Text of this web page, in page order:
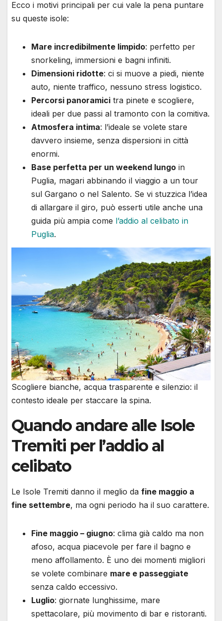
Ecco i motivi principali per cui vale la pena puntare
su queste isole:
Mare incredibilmente limpido: perfetto per
snorkeling, immersioni e bagni infiniti.
Dimensioni ridotte: ci si muove a piedi, niente
auto, niente traffico, nessuno stress logistico.
Percorsi panoramici tra pinete e scogliere,
ideali per due passi al tramonto con la comitiva.
Atmosfera intima: l’ideale se volete stare
davvero insieme, senza dispersioni in città
enormi.
Base perfetta per un weekend lungo in
Puglia, magari abbinando il viaggio a un tour
sul Gargano o nel Salento. Se vi stuzzica l’idea
di allargare il giro, può esserti utile anche una
guida più ampia come l’addio al celibato in
Puglia.
Scogliere bianche, acqua trasparente e silenzio: il
contesto ideale per staccare la spina.
Quando andare alle Isole
Tremiti per l’addio al
celibato
Le Isole Tremiti danno il meglio da fine maggio a
fine settembre, ma ogni periodo ha il suo carattere.
Fine maggio – giugno: clima già caldo ma non
afoso, acqua piacevole per fare il bagno e
meno affollamento. È uno dei momenti migliori
se volete combinare mare e passeggiate
senza caldo eccessivo.
Luglio: giornate lunghissime, mare
spettacolare, più movimento di bar e ristoranti.